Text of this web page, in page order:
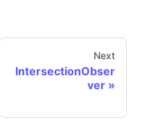
Next
IntersectionObser
ver